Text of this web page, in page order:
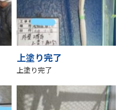
上塗り完了
上塗り完了